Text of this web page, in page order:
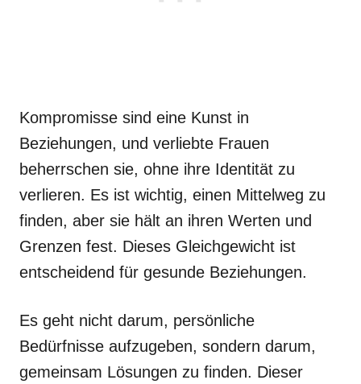
Kompromisse sind eine Kunst in
Beziehungen, und verliebte Frauen
beherrschen sie, ohne ihre Identität zu
verlieren. Es ist wichtig, einen Mittelweg zu
finden, aber sie hält an ihren Werten und
Grenzen fest. Dieses Gleichgewicht ist
entscheidend für gesunde Beziehungen.
Es geht nicht darum, persönliche
Bedürfnisse aufzugeben, sondern darum,
gemeinsam Lösungen zu finden. Dieser